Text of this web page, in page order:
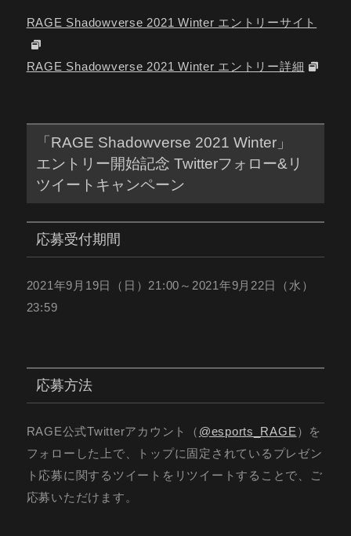
RAGE Shadowverse 2021 Winter エントリーサイト
RAGE Shadowverse 2021 Winter エントリー詳細
「RAGE Shadowverse 2021 Winter」
エントリー開始記念 Twitterフォロー&リ
ツイートキャンペーン
応募受付期間
2021年9月19日（日）21:00～2021年9月22日（水）
23:59
応募方法
RAGE公式Twitterアカウント（ @esports_RAGE ）を
フォローした上で、トップに固定されているプレゼン
ト応募に関するツイートをリツイートすることで、ご
応募いただけます。